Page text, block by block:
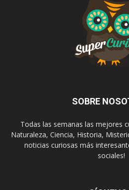
SOBRE
Todas las semanas las mejores
Naturaleza, Ciencia, Historia,
noticias curiosas más
sociales!